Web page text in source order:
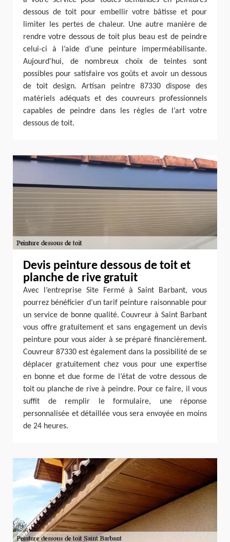
dessous de toit pour embellir votre bâtisse et pour
limiter les pertes de chaleur. Une autre manière de
rendre votre dessous de toit plus beau est de peindre
celui-ci à l’aide d’une peinture imperméabilisante.
Aujourd'hui, de nombreux choix de teintes sont
possibles pour satisfaire vos goûts et avoir un dessous
de toit design. Artisan peintre 87330 dispose des
matériels adéquats et des couvreurs professionnels
capables de peindre dans les règles de l’art votre
dessous de toit.
Devis peinture dessous de toit et
planche de rive gratuit
Avec l’entreprise Site Fermé à Saint Barbant, vous
pourrez bénéficier d’un tarif peinture raisonnable pour
un service de bonne qualité. Couvreur à Saint Barbant
vous offre gratuitement et sans engagement un devis
peinture pour vous aider à se préparé financièrement.
Couvreur 87330 est également dans la possibilité de se
déplacer gratuitement chez vous pour une expertise
en bonne et due forme de l’état de votre dessous de
toit ou planche de rive à peindre. Pour ce faire, il vous
suffit de remplir le formulaire, une réponse
personnalisée et détaillée vous sera envoyée en moins
de 24 heures.